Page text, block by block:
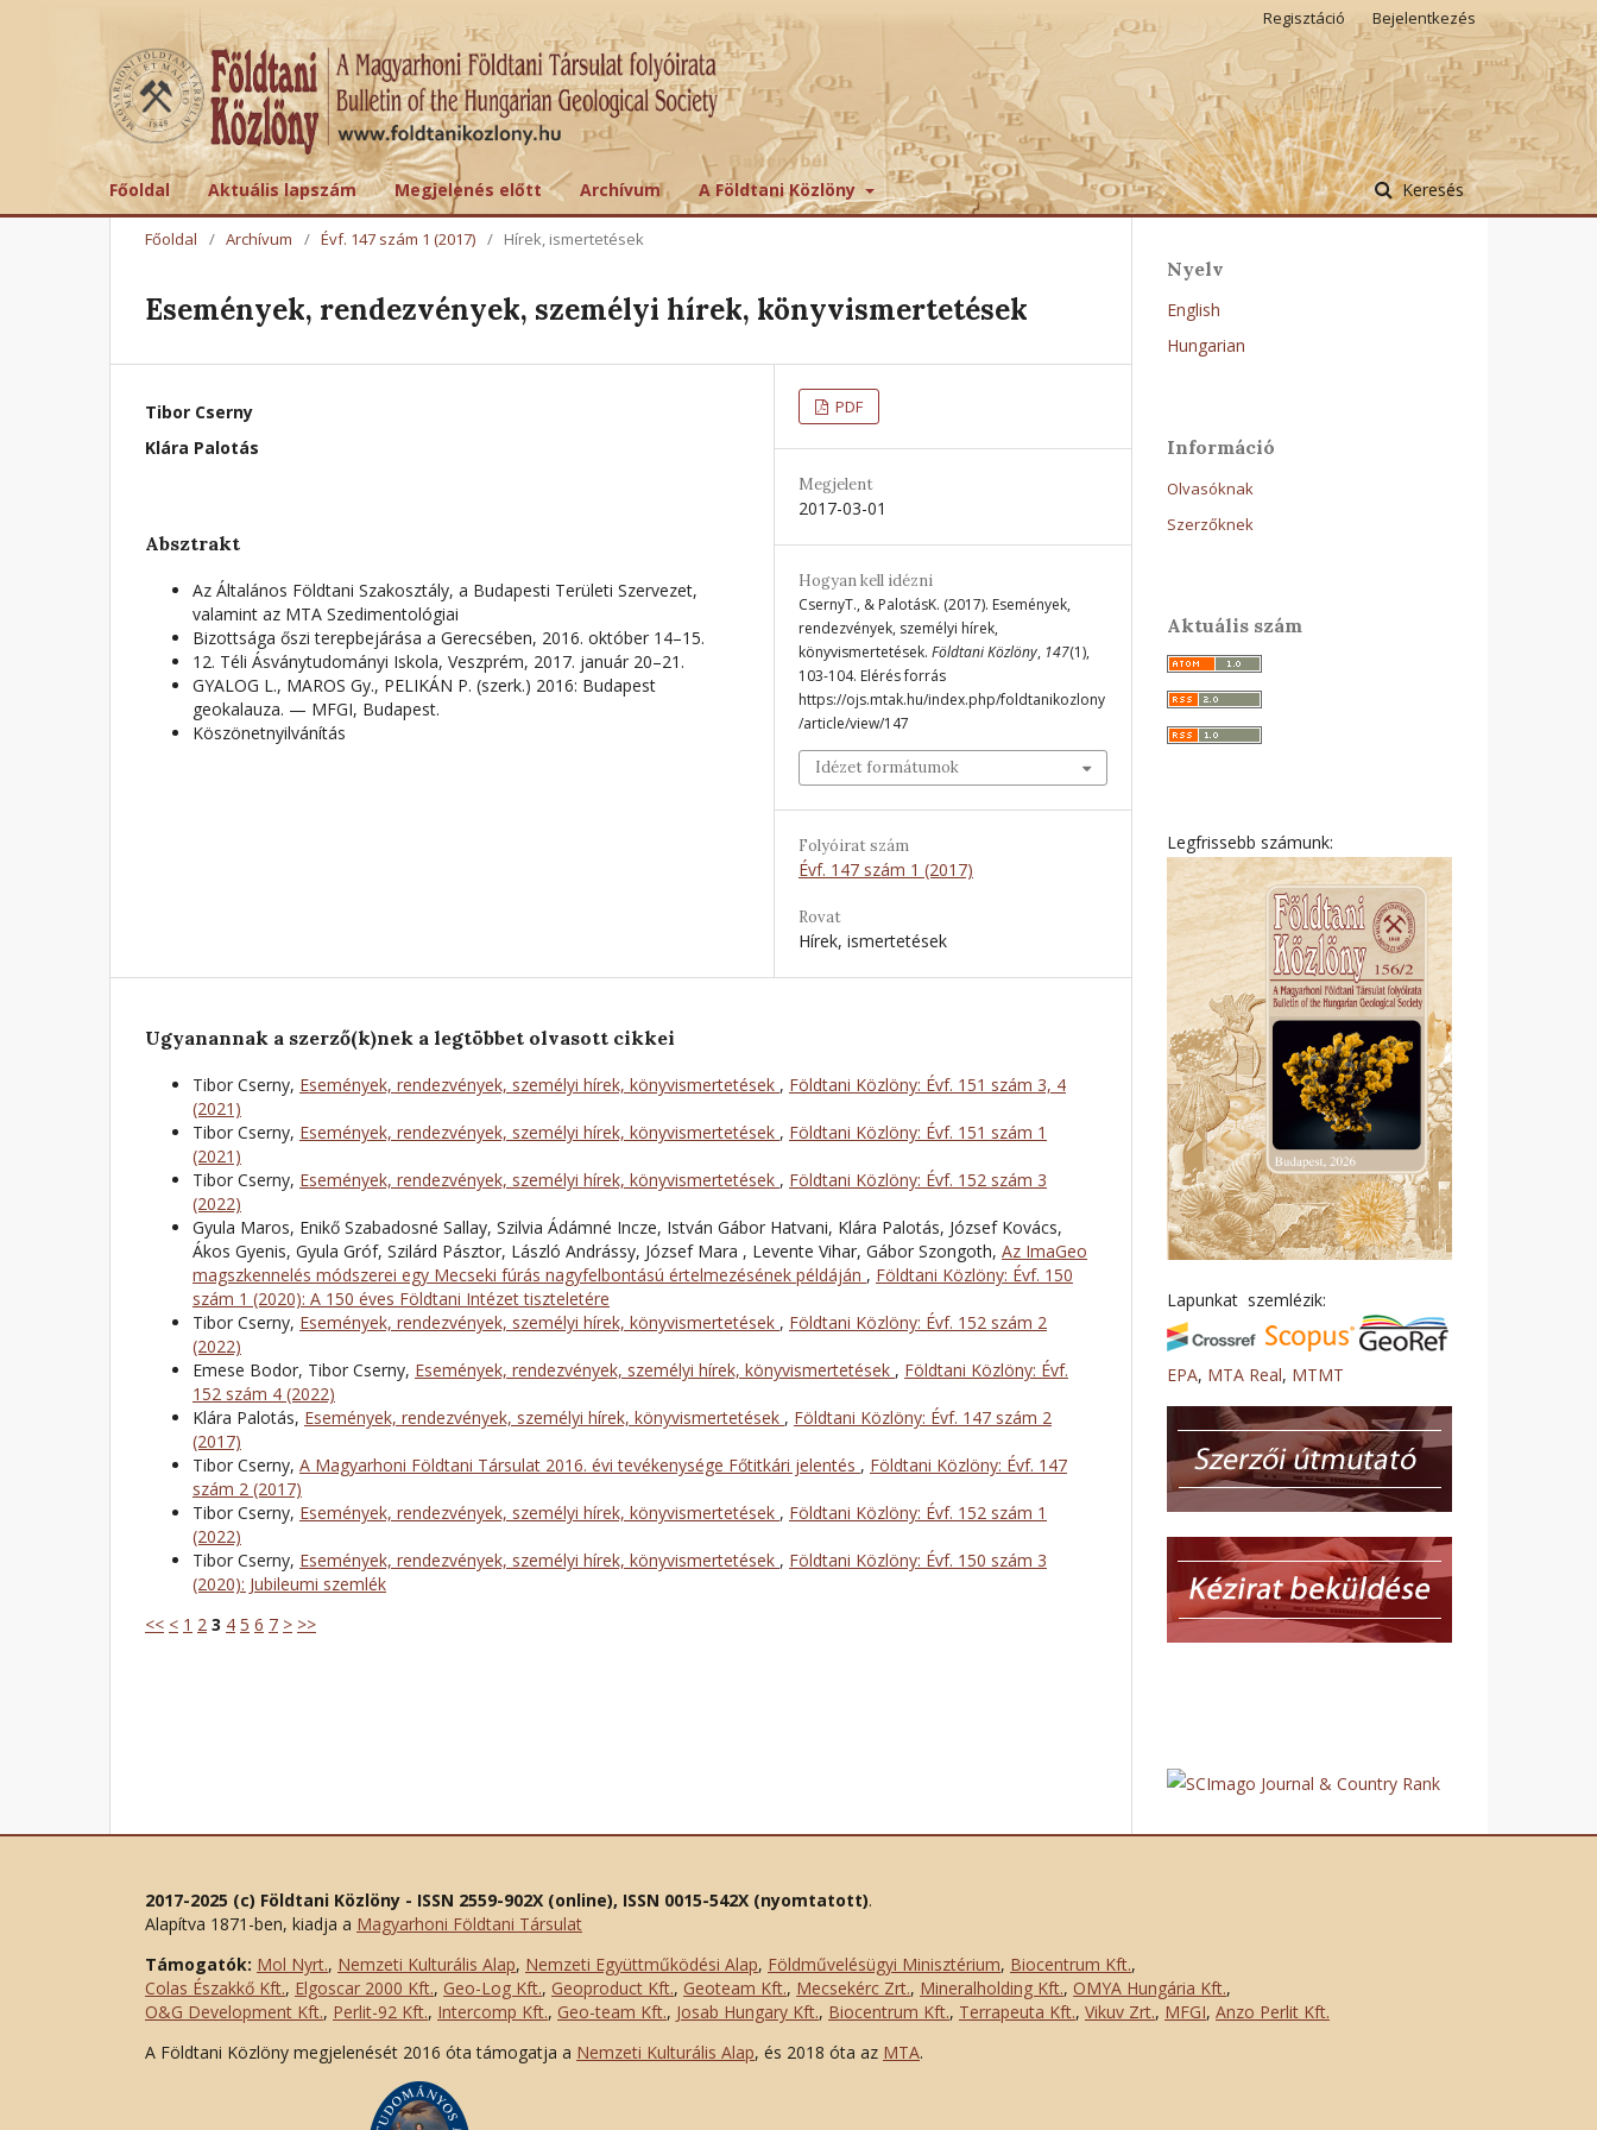
Főoldal Aktuális lapszám Megjelenés előtt Archívum A Földtani Közlöny Keresés
Regisztáció Bejelentkezés
Főoldal / Archívum / Évf. 147 szám 1 (2017) / Hírek, ismertetések
Események, rendezvények, személyi hírek, könyvismertetések
Tibor Cserny
Klára Palotás
Absztrakt
Az Általános Földtani Szakosztály, a Budapesti Területi Szervezet,
valamint az MTA Szedimentológiai
Bizottsága őszi terepbejárása a Gerecsében, 2016. október 14–15.
12. Téli Ásványtudományi Iskola, Veszprém, 2017. január 20–21.
GYALOG L., MAROS Gy., PELIKÁN P. (szerk.) 2016: Budapest
geokalauza. — MFGI, Budapest.
Köszönetnyilvánítás
PDF
Megjelent
2017-03-01
Hogyan kell idézni
CsernyT., & PalotásK. (2017). Események,
rendezvények, személyi hírek,
könyvismertetések. Földtani Közlöny, 147(1),
103-104. Elérés forrás
https://ojs.mtak.hu/index.php/foldtanikozlony
/article/view/147
Idézet formátumok
Folyóirat szám
Évf. 147 szám 1 (2017)
Rovat
Hírek, ismertetések
Ugyanannak a szerző(k)nek a legtöbbet olvasott cikkei
Tibor Cserny, Események, rendezvények, személyi hírek, könyvismertetések , Földtani Közlöny: Évf. 151 szám 3, 4
(2021)
Tibor Cserny, Események, rendezvények, személyi hírek, könyvismertetések , Földtani Közlöny: Évf. 151 szám 1
(2021)
Tibor Cserny, Események, rendezvények, személyi hírek, könyvismertetések , Földtani Közlöny: Évf. 152 szám 3
(2022)
Gyula Maros, Enikő Szabadosné Sallay, Szilvia Ádámné Incze, István Gábor Hatvani, Klára Palotás, József Kovács,
Ákos Gyenis, Gyula Gróf, Szilárd Pásztor, László Andrássy, József Mara , Levente Vihar, Gábor Szongoth, Az ImaGeo
magszkennelés módszerei egy Mecseki fúrás nagyfelbontású értelmezésének példáján , Földtani Közlöny: Évf. 150
szám 1 (2020): A 150 éves Földtani Intézet tiszteletére
Tibor Cserny, Események, rendezvények, személyi hírek, könyvismertetések , Földtani Közlöny: Évf. 152 szám 2
(2022)
Emese Bodor, Tibor Cserny, Események, rendezvények, személyi hírek, könyvismertetések , Földtani Közlöny: Évf.
152 szám 4 (2022)
Klára Palotás, Események, rendezvények, személyi hírek, könyvismertetések , Földtani Közlöny: Évf. 147 szám 2
(2017)
Tibor Cserny, A Magyarhoni Földtani Társulat 2016. évi tevékenysége Főtitkári jelentés , Földtani Közlöny: Évf. 147
szám 2 (2017)
Tibor Cserny, Események, rendezvények, személyi hírek, könyvismertetések , Földtani Közlöny: Évf. 152 szám 1
(2022)
Tibor Cserny, Események, rendezvények, személyi hírek, könyvismertetések , Földtani Közlöny: Évf. 150 szám 3
(2020): Jubileumi szemlék
<< < 1 2 3 4 5 6 7 > >>
Nyelv
English
Hungarian
Információ
Olvasóknak
Szerzőknek
Aktuális szám
Legfrissebb számunk:
Lapunkat szemlézik:
EPA, MTA Real, MTMT
2017-2025 (c) Földtani Közlöny - ISSN 2559-902X (online), ISSN 0015-542X (nyomtatott).
Alapítva 1871-ben, kiadja a Magyarhoni Földtani Társulat
Támogatók: Mol Nyrt., Nemzeti Kulturális Alap, Nemzeti Együttműködési Alap, Földművelésügyi Minisztérium, Biocentrum Kft.,
Colas Északkő Kft., Elgoscar 2000 Kft., Geo-Log Kft., Geoproduct Kft., Geoteam Kft., Mecsekérc Zrt., Mineralholding Kft., OMYA Hungária Kft.,
O&G Development Kft., Perlit-92 Kft., Intercomp Kft., Geo-team Kft., Josab Hungary Kft., Biocentrum Kft., Terrapeuta Kft., Vikuv Zrt., MFGI, Anzo Perlit Kft.
A Földtani Közlöny megjelenését 2016 óta támogatja a Nemzeti Kulturális Alap, és 2018 óta az MTA.